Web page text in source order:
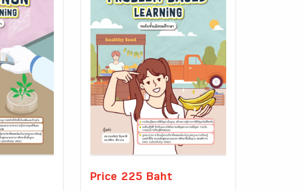
Price 225 Baht